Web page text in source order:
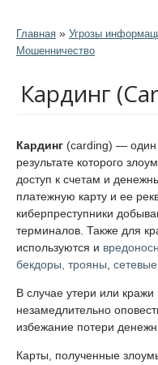
Главная » Угрозы
Мошенничество
Кардинг
Кардинг (carding) — один
результате которого
доступ к счетам и
платежную карту и ее
киберпреступники
терминалов. Также для
используются и
бекдоры, трояны
В случае утери или
незамедлительно
избежание потери
Карты, полученные